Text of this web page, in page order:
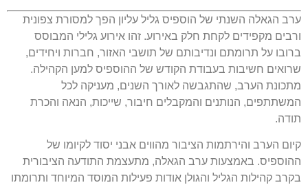
ערב הגאלה השנתי של הוספיס גליל עליון הפך למסורת צפונית
ורבים מקפידים לקחת חלק באירוע. זהו אירוע גלילי המבוסס
ברובו על תרומתם ונדיבותם של תושבי האזור, חברות ויחידים,
שרואים חשיבות בעבודת הקודש של ההוספיס למען הקהילה.
מתכונת הערב, שהתגבשה לאורך השנים, מעניקה לכל
המשתתפים, הנותנים והמקבלים חיבור, שייכות, הנאה והכרת
תודה.
קיום הערב והירתמות הציבור מהווים אבני יסוד לקיומו של
ההוספיס. באמצעות ערב הגאלה, מתעצמת התודעה הציבורית
בקרב קהילות הגליל והגולן אודות פעילות המוסד המיוחד ותרומתו